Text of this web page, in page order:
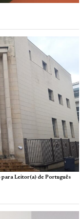
Leitor(a) de Português